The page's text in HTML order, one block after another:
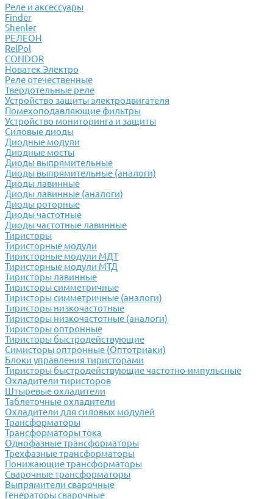
Реле и аксессуары
Finder
Shenler
РЕЛЕОН
RelPol
CONDOR
Новатек Электро
Реле отечественные
Твердотельные реле
Устройство защиты электродвигателя
Помехоподавляющие фильтры
Устройство мониторинга и защиты
Силовые диоды
Диодные модули
Диодные мосты
Диоды выпрямительные
Диоды выпрямительные (аналоги)
Диоды лавинные
Диоды лавинные (аналоги)
Диоды роторные
Диоды частотные
Диоды частотные лавинные
Тиристоры
Тиристорные модули
Тиристорные модули МДТ
Тиристорные модули МТД
Тиристоры лавинные
Тиристоры симметричные
Тиристоры симметричные (аналоги)
Тиристоры низкочастотные
Тиристоры низкочастотные (аналоги)
Тиристоры оптронные
Тиристоры быстродействующие
Симисторы оптронные (Оптотриаки)
Блоки управления тиристорами
Тиристоры быстродействующие частотно-импульсные
Охладители тиристоров
Штыревые охладители
Таблеточные охладители
Охладители для силовых модулей
Трансформаторы
Трансформаторы тока
Однофазные трансформаторы
Трехфазные трансформаторы
Понижающие трансформаторы
Сварочные трансформаторы
Выпрямители сварочные
Генераторы сварочные